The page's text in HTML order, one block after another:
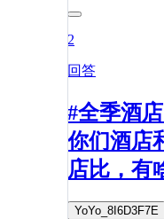
2
回答
#全季酒
你们酒店
店比，有
YoYo_8I6D3F7E